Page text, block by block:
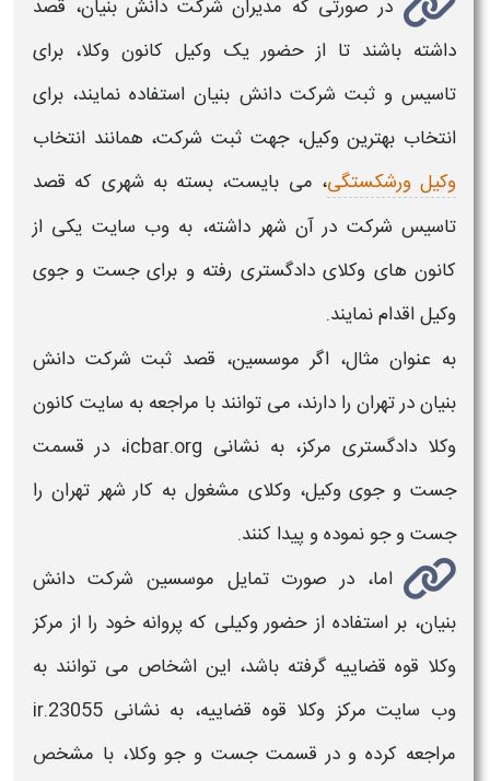
در صورتی که مدیرانشرکت دانش بنیان، قصد
داشته باشند تا از حضور یک وکیل کانون وکلا، برای
تاسیس وثبت شرکت دانش بنیان استفاده نمایند، برای
انتخاب بهترین وکیل، جهت ثبت شرکت، همانند انتخاب
وکیل ورشکستگی، می بایست، بسته به شهری که قصد
تاسیس شرکت در آن شهر داشته، به وب سایت یکی از
کانون های وکلای دادگستری رفته و برای جست و جوی
وکیل اقدام نمایند.
به عنوان مثال، اگر موسسین، قصد ثبت شرکت دانش
بنیاندر تهران را دارند، می توانند با مراجعه به سایت کانون
وکلا دادگستری مرکز، به نشانی icbar.org، در قسمت
جست و جوی وکیل، وکلای مشغول به کار شهر تهران را
جست و جو نموده و پیدا کنند.
اما، در صورت تمایل موسسین شرکت دانش
بنیان، بر استفاده از حضور وکیلی که پروانه خود را از مرکز
وکلا قوه قضاییه گرفته باشد، این اشخاص می توانند به
وب سایت مرکز وکلا قوه قضاییه، به نشانی ir.23055
مراجعه کرده و در قسمت جست و جو وکلا، با مشخص